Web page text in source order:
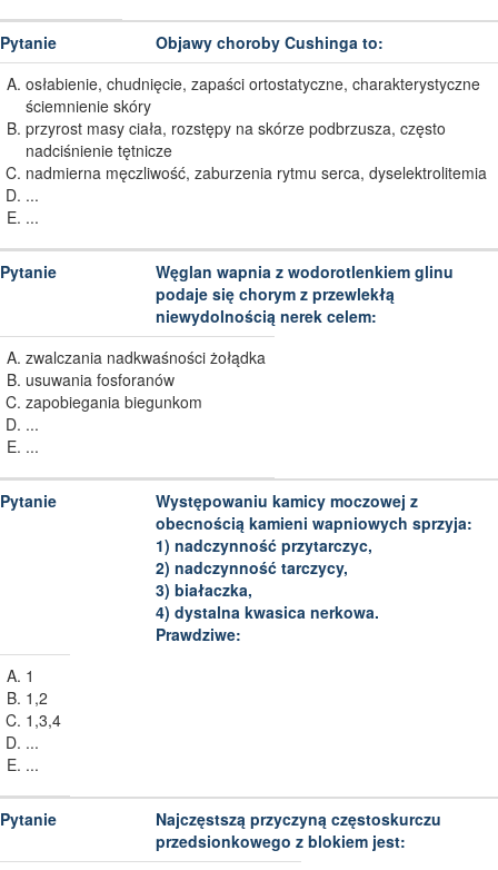
Objawy choroby Cushinga to:
osłabienie, chudnięcie, zapaści ortostatyczne, charakterystyczne
ściemnienie skóry
przyrost masy ciała, rozstępy na skórze podbrzusza, często
nadciśnienie tętnicze
nadmierna męczliwość, zaburzenia rytmu serca, dyselektrolitemia
...
...
Węglan wapnia z wodorotlenkiem glinu
podaje się chorym z przewlekłą
niewydolnością nerek celem:
zwalczania nadkwaśności żołądka
usuwania fosforanów
zapobiegania biegunkom
...
...
Występowaniu kamicy moczowej z
obecnością kamieni wapniowych sprzyja:
1) nadczynność przytarczyc,
2) nadczynność tarczycy,
3) białaczka,
4) dystalna kwasica nerkowa.
Prawdziwe:
1
1,2
1,3,4
...
...
Najczęstszą przyczyną częstoskurczu
przedsionkowego z blokiem jest: